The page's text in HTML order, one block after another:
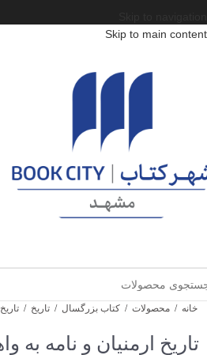
Skip to main content
خانه / محصولات / کتاب بزرگسال / تاریخ /
تاریخ ارمنیان و نامه به